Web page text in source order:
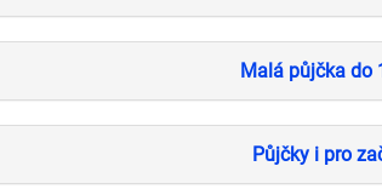
Malá půjčka do
Půjčky i pro